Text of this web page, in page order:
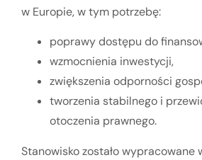
w Europie, w tym potrzebę:
poprawy dostępu do
wzmocnienia inwestycji,
zwiększenia odporności
tworzenia stabilnego i
otoczenia prawnego.
Stanowisko zostało wypracowane